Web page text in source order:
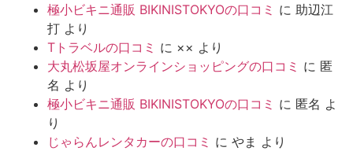
極小ビキニ通販 BIKINISTOKYOの口コミ に 助辺江
打 より
Tトラベルの口コミ に ×× より
大丸松坂屋オンラインショッピングの口コミ に 匿
名 より
極小ビキニ通販 BIKINISTOKYOの口コミ に 匿名 よ
り
じゃらんレンタカーの口コミ に やま より